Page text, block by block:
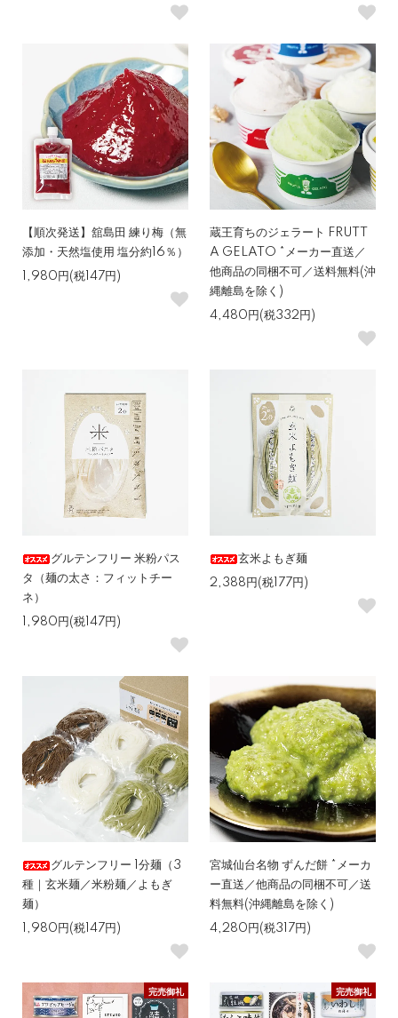
【順次発送】舘島田 練り梅（無
添加・天然塩使用 塩分約16％）
1,980円(税147円)
蔵王育ちのジェラート FRUTT
A GELATO *メーカー直送／
他商品の同梱不可／送料無料(沖
縄離島を除く)
4,480円(税332円)
グルテンフリー 米粉パス
タ（麺の太さ：フィットチー
ネ）
1,980円(税147円)
玄米よもぎ麺
2,388円(税177円)
グルテンフリー 1分麺（3
種｜玄米麺／米粉麺／よもぎ
麺）
1,980円(税147円)
宮城仙台名物 ずんだ餅 *メーカ
ー直送／他商品の同梱不可／送
料無料(沖縄離島を除く)
4,280円(税317円)
完売御礼 完売御礼